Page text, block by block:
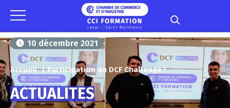
Accueil Participation au DCF Challenge !
10 décembre 2021
ACTUALITES
Panneau de gestion des cookies